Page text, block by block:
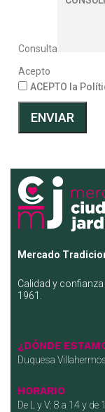
Consulta
Acepto
ACEPTO la
ENVIAR
Mercado
Calidad y
1961.
¿DÓNDE
Duquesa
HORARIO
De L y V: 8 a 14 y de